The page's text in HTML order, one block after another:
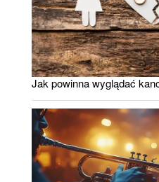
Jak powinna wyglądać